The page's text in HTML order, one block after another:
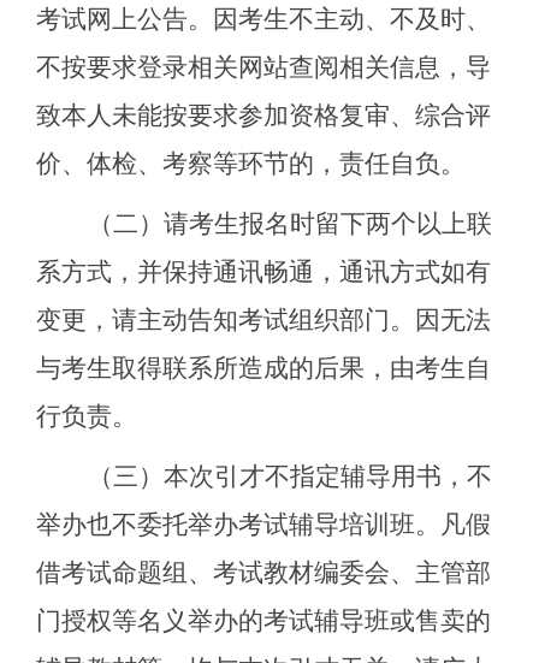
考试网上公告。因考生不主动、不及时、
不按要求登录相关网站查阅相关信息，导
致本人未能按要求参加资格复审、综合评
价、体检、考察等环节的，责任自负。
（二）请考生报名时留下两个以上联
系方式，并保持通讯畅通，通讯方式如有
变更，请主动告知考试组织部门。因无法
与考生取得联系所造成的后果，由考生自
行负责。
（三）本次引才不指定辅导用书，不
举办也不委托举办考试辅导培训班。凡假
借考试命题组、考试教材编委会、主管部
门授权等名义举办的考试辅导班或售卖的